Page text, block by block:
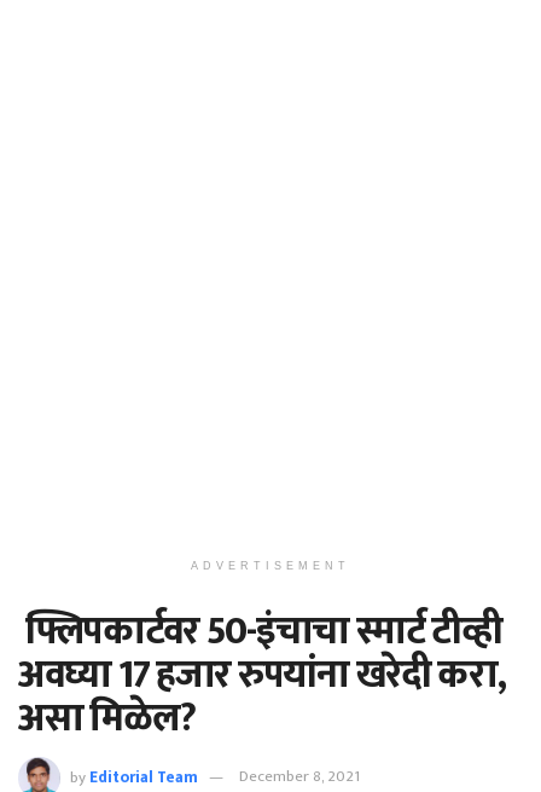
ADVERTISEMENT
फ्लिपकार्टवर 50-इंचाचा स्मार्ट टीव्ही
अवघ्या 17 हजार रुपयांना खरेदी करा,
असा मिळेल?
byEditorial Team December 8, 2021